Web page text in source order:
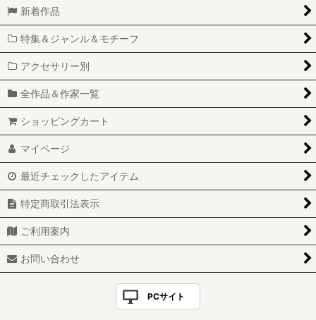
新着作品
特集＆ジャンル＆モチーフ
アクセサリー別
全作品＆作家一覧
ショッピングカート
マイページ
最近チェックしたアイテム
特定商取引法表示
ご利用案内
お問い合わせ
PCサイト